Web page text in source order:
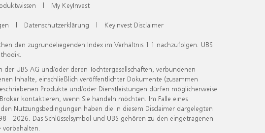
| My KeyInvest
| Datenschutzerklärung | KeyInvest Disclaimer
den zugrundeliegenden Index im Verhältnis 1:1 nachzufolgen. UBS
UBS AG und/oder deren Tochtergesellschaften, verbundenen
Inhalte, einschließlich veröffentlichter Dokumente (zusammen
Produkte und/oder Dienstleistungen dürfen möglicherweise
kontaktieren, wenn Sie handeln möchten. Im Falle eines
Nutzungsbedingungen haben die in diesem Disclaimer dargelegten
2026. Das Schlüsselsymbol und UBS gehören zu den eingetragenen
vorbehalten.